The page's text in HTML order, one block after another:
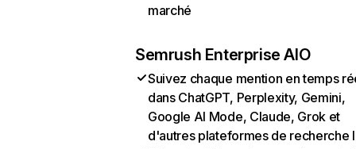
marché
Semrush Enterprise AIO
Suivez chaque mention en temps
dans ChatGPT, Perplexity, Gemini,
Google AI Mode, Claude, Grok et
d'autres plateformes de recherche